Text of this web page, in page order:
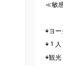
≪敏
◉ヨー
◉１人
◉観光